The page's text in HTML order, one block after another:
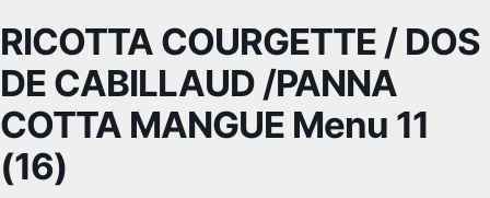
RICOTTA COURGETTE / DOS
DE CABILLAUD /PANNA
COTTA MANGUE Menu 11
(16)